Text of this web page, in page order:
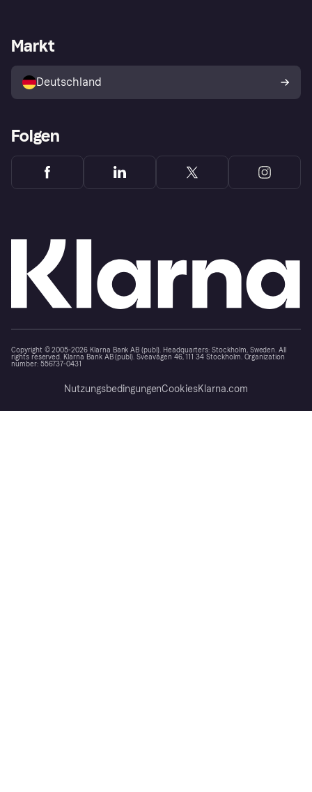
Klarna App
Shops entdecken
Käuferschutzrichtlinie
Dein Widerrufsrecht
Händlerportal
Markt
Deutschland
Folgen
Copyright © 2005-2026 Klarna Bank AB (publ). Headquarters: Stockholm, Sweden. All
rights reserved. Klarna Bank AB (publ). Sveavägen 46, 111 34 Stockholm. Organization
number: 556737-0431
NutzungsbedingungenCookiesKlarna.com